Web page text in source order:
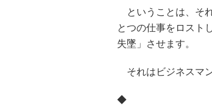
ということは、そ
とつの仕事をロスト
失墜」させます。
それはビジネスマ
◆